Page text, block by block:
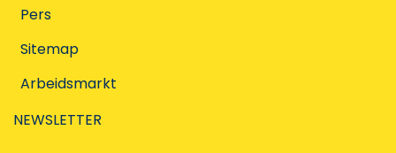
Pers
Sitemap
Arbeidsmarkt
NEWSLETTER